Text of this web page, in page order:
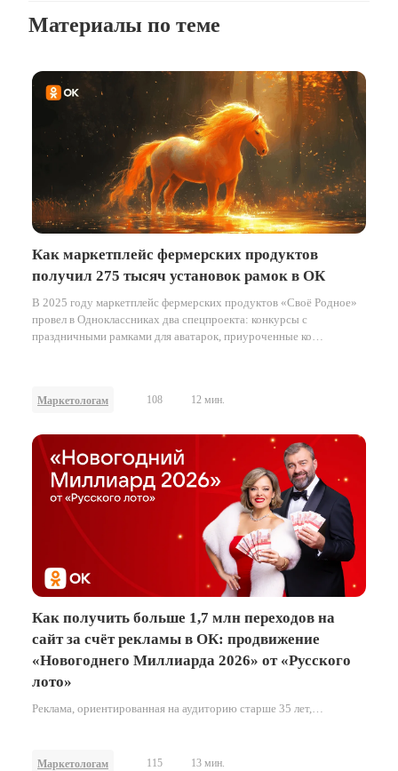
Материалы по теме
Как маркетплейс фермерских продуктов
получил 275 тысяч установок рамок в ОК
В 2025 году маркетплейс фермерских продуктов «Своё Родное»
провел в Одноклассниках два спецпроекта: конкурсы с
праздничными рамками для аватарок, приуроченные ко
Маркетологам 108 12 мин.
Как получить больше 1,7 млн переходов на
сайт за счёт рекламы в ОК: продвижение
«Новогоднего Миллиарда 2026» от «Русского
лото»
Реклама, ориентированная на аудиторию старше 35 лет,
социальной сети. В кейсе о том, как бренд «Столото» выстроил
Маркетологам 115 13 мин.